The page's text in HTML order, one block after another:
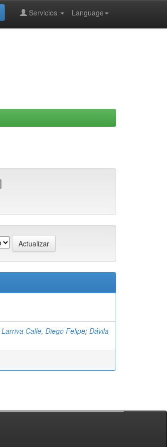
Language
Servicios
Larriva Calle, Diego Felipe; Dávila